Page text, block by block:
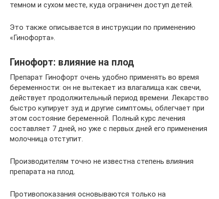
темном и сухом месте, куда ограничен доступ детей.
Это также описывается в инструкции по применению
«Гинофорта».
Гинофорт: влияние на плод
Препарат Гинофорт очень удобно применять во время
беременности: он не вытекает из влагалища как свечи,
действует продолжительный период времени. Лекарство
быстро купирует зуд и другие симптомы, облегчает при
этом состояние беременной. Полный курс лечения
составляет 7 дней, но уже с первых дней его применения
молочница отступит.
Производителям точно не известна степень влияния
препарата на плод.
Противопоказания основываются только на